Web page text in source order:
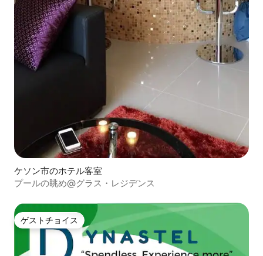
ケソン市のホテル客室
プールの眺め@グラス・レジデンス
ゲストチョイス
ゲストチョイス